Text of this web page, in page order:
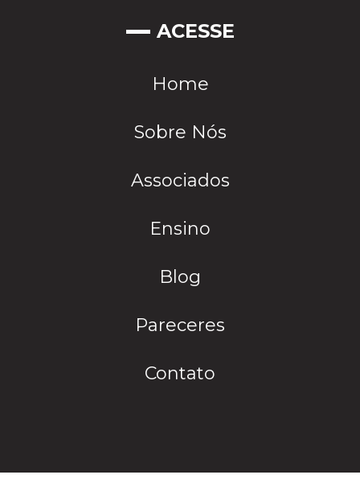
ACESSE
Home
Sobre Nós
Associados
Ensino
Blog
Pareceres
Contato